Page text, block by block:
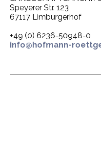
Speyerer Str. 123
67117 Limburgerhof
+49 (0) 6236-50948-0
info@hofmann-